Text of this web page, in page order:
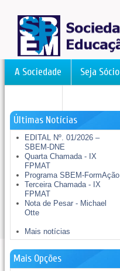
A Sociedade Seja Sócio
Últimas Notícias
EDITAL Nº. 01/2026 –
SBEM-DNE
Quarta Chamada - IX
FPMAT
Programa SBEM-FormAção
Terceira Chamada - IX
FPMAT
Nota de Pesar - Michael
Otte
Mais notícias
Mais Opções